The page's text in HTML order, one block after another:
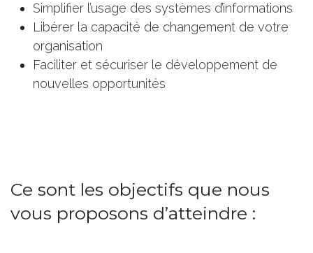
Simplifier l’usage des systèmes d’informations
Libérer la capacité de changement de votre
organisation
Faciliter et sécuriser le développement de
nouvelles opportunités
Ce sont les objectifs que nous
vous proposons d’atteindre :